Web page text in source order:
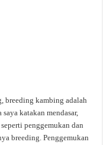
breeding kambing adalah
katakan mendasar,
penggemukan dan
breeding. Penggemukan